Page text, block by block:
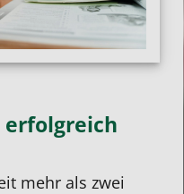
erfolgreich
mehr als zwei